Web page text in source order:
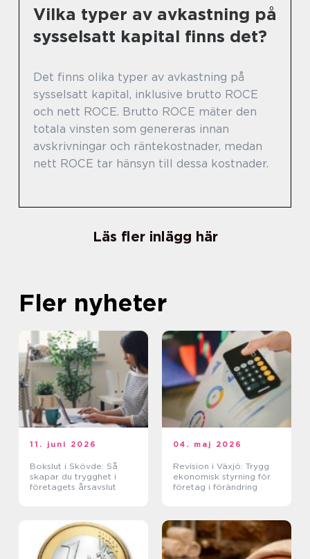
Vilka typer av avkastning på
sysselsatt kapital finns det?
Det finns olika typer av avkastning på
sysselsatt kapital, inklusive brutto ROCE
och nett ROCE. Brutto ROCE mäter den
totala vinsten som genereras innan
avskrivningar och räntekostnader, medan
nett ROCE tar hänsyn till dessa kostnader.
Läs fler inlägg här
Fler nyheter
11. juni 2026
Bokslut i Skövde: Så
skapar du trygghet i
företagets årsavslut
04. maj 2026
Revision i Växjö: Trygg
ekonomisk styrning för
företag i förändring